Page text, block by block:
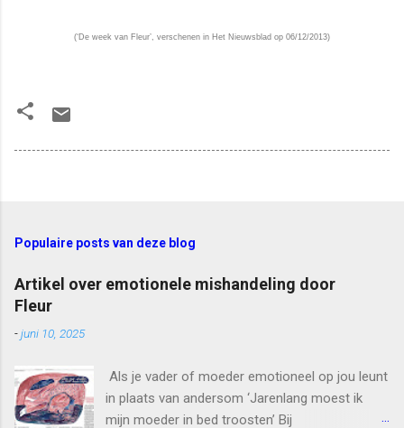
(‘De week van Fleur’, verschenen in Het Nieuwsblad op 06/12/2013)
Populaire posts van deze blog
Artikel over emotionele mishandeling door
Fleur
-juni 10, 2025
Als je vader of moeder emotioneel op jou leunt
in plaats van andersom ‘Jarenlang moest ik
mijn moeder in bed troosten’ Bij